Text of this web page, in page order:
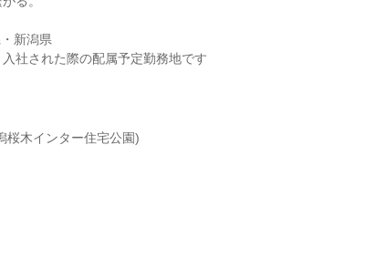
新潟県
社された際の配属予定勤務地です
桜木インター住宅公園)